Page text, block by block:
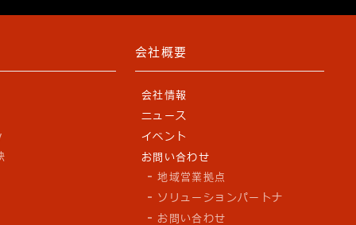
会社概要
会社情報
ニュース
イベント
お問い合わせ
地域営業拠点
ソリューションパートナ
お問い合わせ